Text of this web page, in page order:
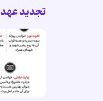
تجدید عهد